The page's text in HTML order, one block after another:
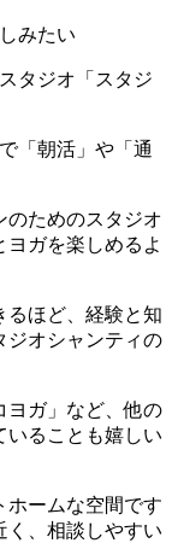
みたい
タジオ「スタジ
「朝活」や「通
のためのスタジオ
ガを楽しめるよ
ほど、 経験と知
ジオシャンティの
ヨガ」など、他の
いる ことも嬉しい
ホームな空間です
く、相談しやすい